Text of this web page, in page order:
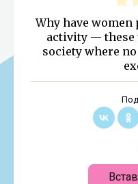
Why have
activity — these
society where